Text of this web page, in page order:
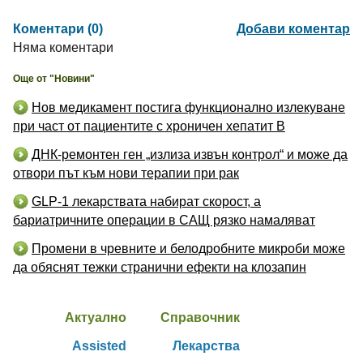
Коментари (0)
Добави коментар
Няма коментари
Още от "Новини"
Нов медикамент постига функционално излекуване
при част от пациентите с хроничен хепатит B
ДНК-ремонтен ген „излиза извън контрол“ и може да
отвори път към нови терапии при рак
GLP-1 лекарствата набират скорост, а
бариатричните операции в САЩ рязко намаляват
Промени в чревните и белодробните микроби може
да обяснят тежки странични ефекти на клозапин
Актуално
Assisted
Справочник
Лекарства